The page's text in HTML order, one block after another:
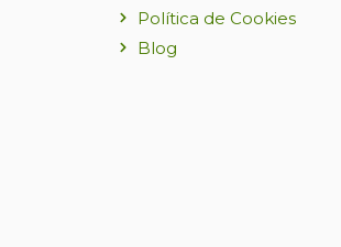
Política de Cookies
Blog